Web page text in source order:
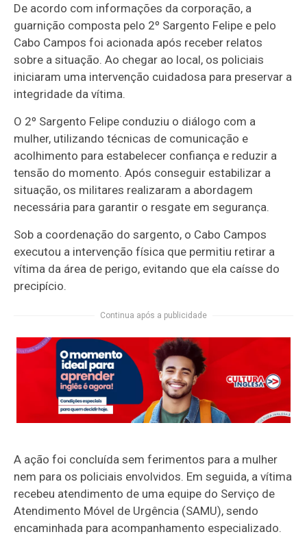
De acordo com informações da corporação, a
guarnição composta pelo 2º Sargento Felipe e pelo
Cabo Campos foi acionada após receber relatos
sobre a situação. Ao chegar ao local, os policiais
iniciaram uma intervenção cuidadosa para preservar a
integridade da vítima.
O 2º Sargento Felipe conduziu o diálogo com a
mulher, utilizando técnicas de comunicação e
acolhimento para estabelecer confiança e reduzir a
tensão do momento. Após conseguir estabilizar a
situação, os militares realizaram a abordagem
necessária para garantir o resgate em segurança.
Sob a coordenação do sargento, o Cabo Campos
executou a intervenção física que permitiu retirar a
vítima da área de perigo, evitando que ela caísse do
precipício.
Continua após a publicidade
A ação foi concluída sem ferimentos para a mulher
nem para os policiais envolvidos. Em seguida, a vítima
recebeu atendimento de uma equipe do Serviço de
Atendimento Móvel de Urgência (SAMU), sendo
encaminhada para acompanhamento especializado.